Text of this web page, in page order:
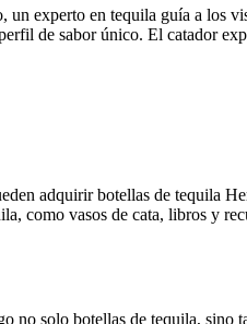
experto en tequila guía a los
de sabor único. El catador
adquirir botellas de tequila
como vasos de cata, libros y
no solo botellas de tequila, sino